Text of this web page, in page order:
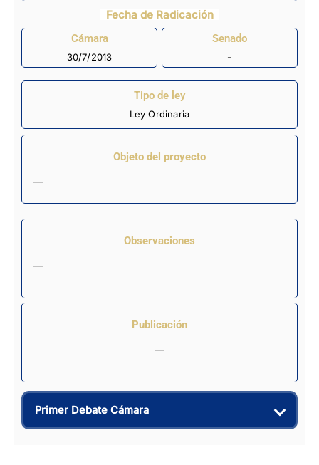
Fecha de Radicación
Cámara
30/7/2013
Senado
-
Tipo de ley
Ley Ordinaria
Objeto del proyecto
—
Observaciones
—
Publicación
—
Primer Debate Cámara